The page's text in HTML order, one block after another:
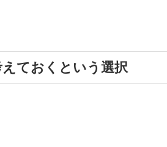
ておくという選択